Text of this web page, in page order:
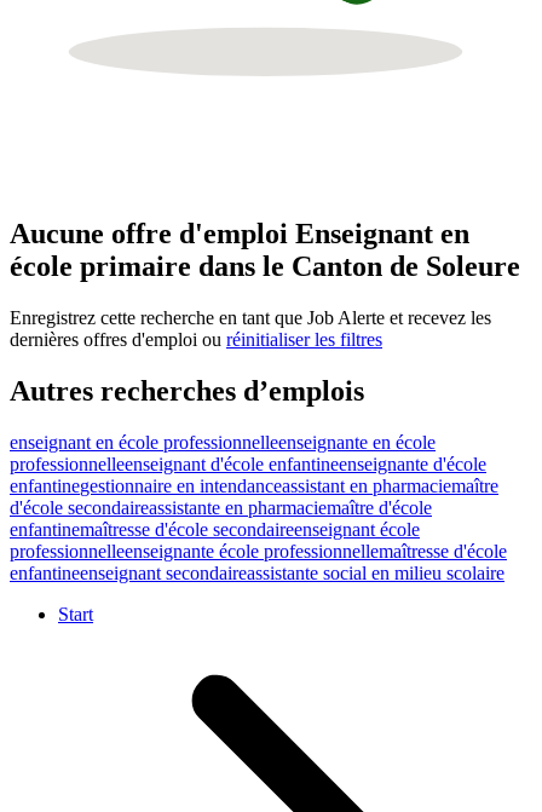
Aucune offre d'emploi Enseignant en
école primaire dans le Canton de Soleure
Enregistrez cette recherche en tant que Job Alerte et recevez les
dernières offres d'emploi ou réinitialiser les filtres
Autres recherches d’emplois
enseignant en école professionnelleenseignante en école
professionnelleenseignant d'école enfantineenseignante d'école
enfantinegestionnaire en intendanceassistant en pharmaciemaître
d'école secondaireassistante en pharmaciemaître d'école
enfantinemaîtresse d'école secondaireenseignant école
professionnelleenseignante école professionnellemaîtresse d'école
enfantineenseignant secondaireassistante social en milieu scolaire
Start